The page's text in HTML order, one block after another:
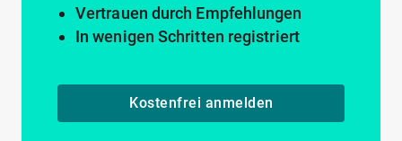
Vertrauen durch Empfehlungen
In wenigen Schritten registriert
Kostenfrei anmelden